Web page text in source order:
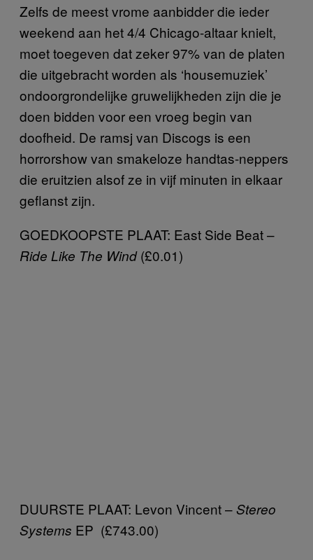
Zelfs de meest vrome aanbidder die ieder
weekend aan het 4/4 Chicago-altaar knielt,
moet toegeven dat zeker 97% van de platen
die uitgebracht worden als ‘housemuziek’
ondoorgrondelijke gruwelijkheden zijn die je
doen bidden voor een vroeg begin van
doofheid. De ramsj van Discogs is een
horrorshow van smakeloze handtas-neppers
die eruitzien alsof ze in vijf minuten in elkaar
geflanst zijn.
GOEDKOOPSTE PLAAT: East Side Beat –
Ride Like The Wind(£0.01)
DUURSTE PLAAT: Levon Vincent –Stereo
Systems EP (£743.00)